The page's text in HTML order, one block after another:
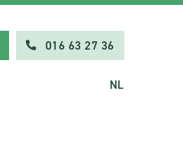
016 63 27 36
NL